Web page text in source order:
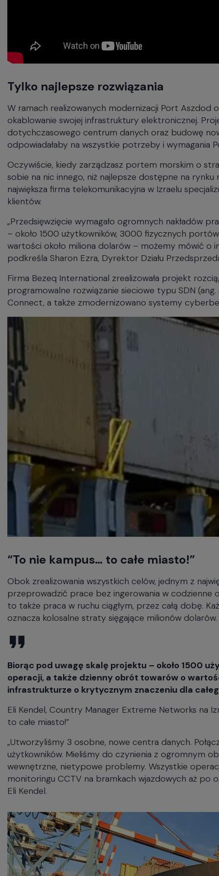
Tylko najlepsze rozwiązania
W ramach realizowanych modernizacji Port Aszdod
okablowanie swojej infrastruktury elektronicznej.
dotychczasowego centrum danych oraz budowę
odpowiadałaby na wszystkie potrzeby i wymagania
Oczywiście, kiedy zarządzasz portem morskim o
sobie na nic innego, niż najlepsze dostępne na
największa firma telekomunikacyjna w Izraelu
klientów.
„Przedsięwzięcie wymagało ogromnych nakładów
– około 1500 użytkowników, 3000 fizycznych
wartości około miliona dolarów – możemy mówić o
podkreśla Sharon Ezra, Dyrektor Działu
Firma Bezeq International zrealizowała projekt
programowalne rozwiązanie sieciowe typu SDN
Connect, a także zmodernizowano systemy
“To nie kampus… to całe miasto!”
Obok zrealizowania wszystkich celów, jednym z
przeprowadzić prace bez ingerowania w
to także praca w ruchu ciągłym, przez całą dobę.
oznacza kolosalne straty sięgające milionów dolarów.
Biorąc pod uwagę skalę projektu – około 1500
operacji, a także dzienny obrót towarów o
infrastrukturze o krytycznym znaczeniu dla
Eli Kendel, Country Manager Extreme Networks na
to całe miasto!”
„Utworzyliśmy 3 osobne, nowe centra danych.
użytkowników. Mieliśmy do czynienia z ogromnym
wewnętrzne, nietypowe problemy. Wszystkie
monitoringu CCTV na bramkach wjazdowych aż po
Eli Kendel.